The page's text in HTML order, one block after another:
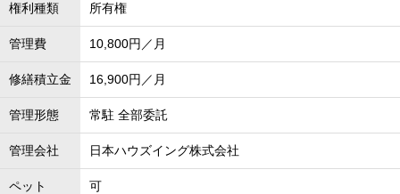
権利種類 所有権
管理費 10,800円／月
修繕積立金 16,900円／月
管理形態 常駐 全部委託
管理会社 日本ハウズイング株式会社
ペット 可